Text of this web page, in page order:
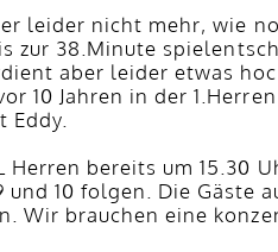
leider nicht mehr, wie
38.Minute
aber leider etwas
10 Jahren in der
Eddy.
Herren bereits um
10 folgen. Die
Wir brauchen eine